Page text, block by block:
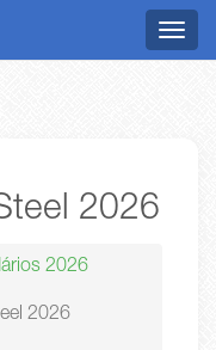
Menu
2026
2026
2026